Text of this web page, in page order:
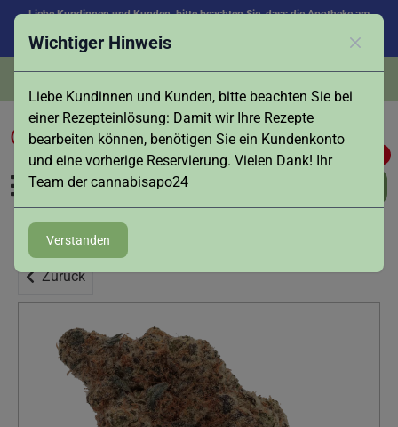
Wichtiger Hinweis
Liebe Kundinnen und Kunden, bitte beachten Sie bei
einer Rezepteinlösung: Damit wir Ihre Rezepte
bearbeiten können, benötigen Sie ein Kundenkonto
und eine vorherige Reservierung. Vielen Dank! Ihr
Team der cannabisapo24
Verstanden
Liebe Kundinnen und Kunden, bitte beachten Sie, dass die Apotheke am
Vielen Dank für Ihr Verständnis!
0
Zurück